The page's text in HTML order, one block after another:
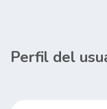
RSS
Perfil del